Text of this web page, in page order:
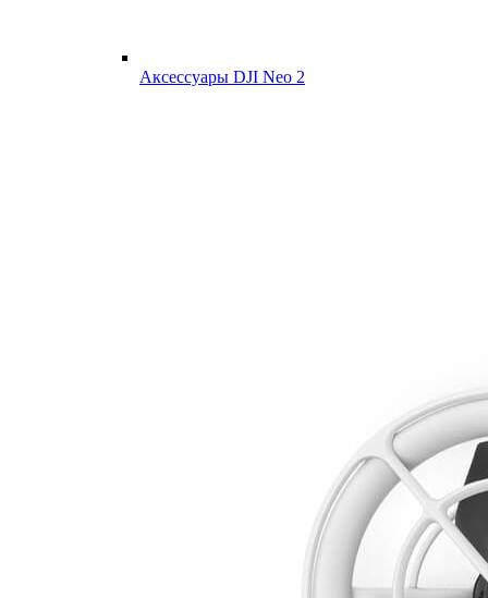
Аксессуары DJI Neo 2